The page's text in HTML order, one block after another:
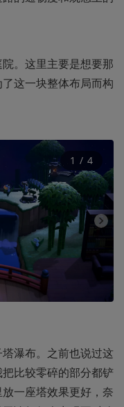
。这里主要是想要那
这一块整体布局而构
1 / 4
瀑布。之前也说过这
比较零碎的部分都铲
一座塔效果更好，奈